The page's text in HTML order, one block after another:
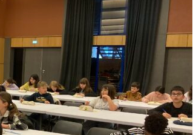
locale
–